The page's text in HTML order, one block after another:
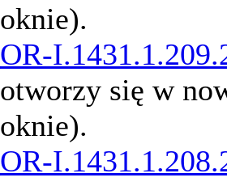
oknie).
OR-
otworzy się w
oknie).
OR-